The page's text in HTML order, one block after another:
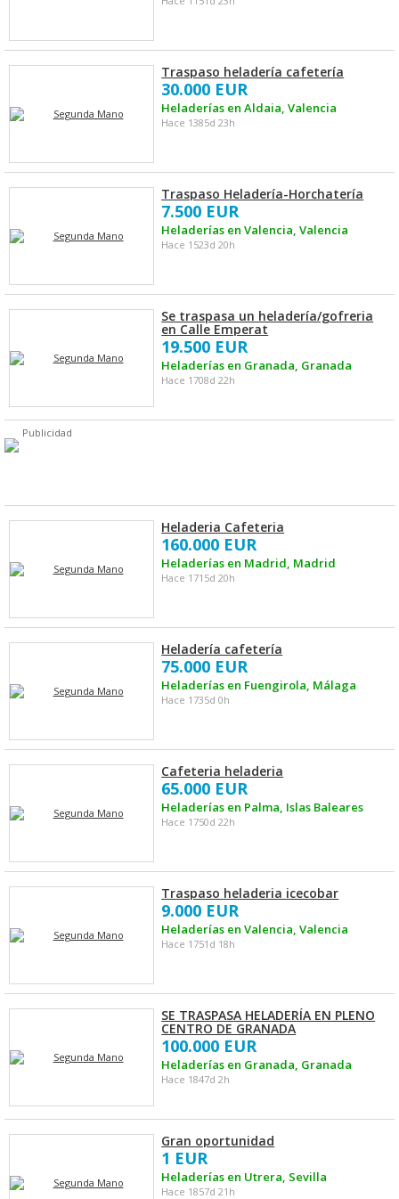
Traspaso heladería cafetería
30.000 EUR
Heladerías en Aldaia, Valencia
Hace 1385d 23h
Traspaso Heladería-Horchatería
7.500 EUR
Heladerías en Valencia, Valencia
Hace 1523d 20h
Se traspasa un heladería/gofreria
en Calle Emperat
19.500 EUR
Heladerías en Granada, Granada
Hace 1708d 22h
Publicidad
Heladeria Cafeteria
160.000 EUR
Heladerías en Madrid, Madrid
Hace 1715d 20h
Heladería cafetería
75.000 EUR
Heladerías en Fuengirola, Málaga
Hace 1735d 0h
Cafeteria heladeria
65.000 EUR
Heladerías en Palma, Islas Baleares
Hace 1750d 22h
Traspaso heladeria icecobar
9.000 EUR
Heladerías en Valencia, Valencia
Hace 1751d 18h
SE TRASPASA HELADERÍA EN PLENO
CENTRO DE GRANADA
100.000 EUR
Heladerías en Granada, Granada
Hace 1847d 2h
Gran oportunidad
1 EUR
Heladerías en Utrera, Sevilla
Hace 1857d 21h